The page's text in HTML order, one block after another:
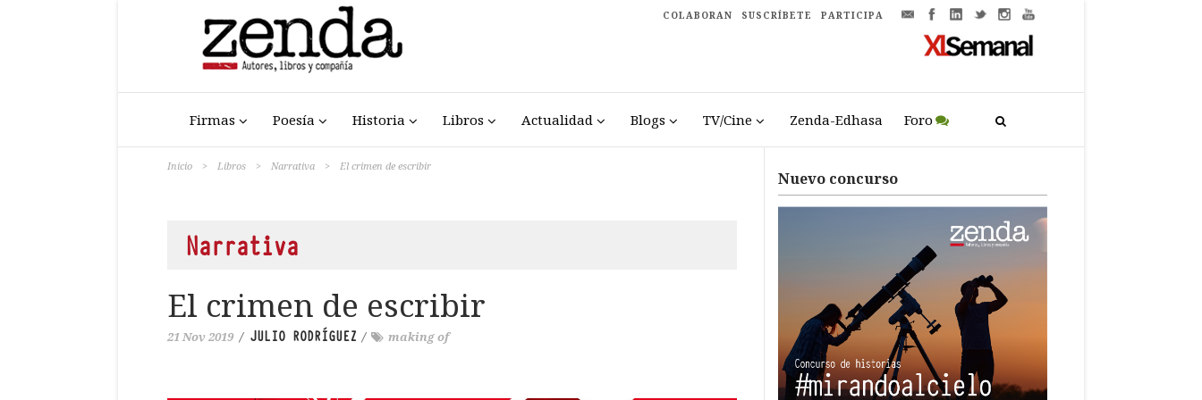
COLABORAN SUSCRÍBETE PARTICIPA
Firmas Poesía Historia Libros Actualidad Blogs TV/Cine Zenda-Edhasa Foro
Inicio > Libros > Narrativa > El crimen de escribir
Narrativa
El crimen de escribir
21 Nov 2019 / JULIO RODRÍGUEZ / making of
Nuevo concurso